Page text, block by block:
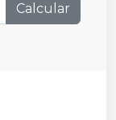
Calcular